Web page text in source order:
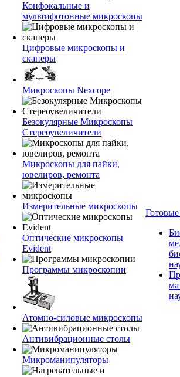
Конфокальные и
мультифотонные микроскопы
Цифровые микроскопы и
сканеры
Микроскопы Nexcope
Безокулярные Микроскопы
Стереоувеличители
Микроскопы для пайки,
ювелиров, ремонта
Измерительные микроскопы
Оптические микроскопы
Evident
Программы микроскопии
Атомно-силовые микроскопы
Антивибрационные столы
Микроманипуляторы